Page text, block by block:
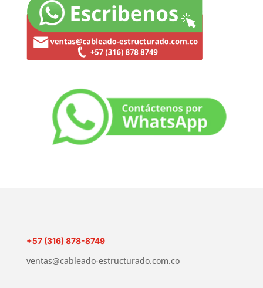
+57 (316) 878-8749
ventas@cableado-estructurado.com.co